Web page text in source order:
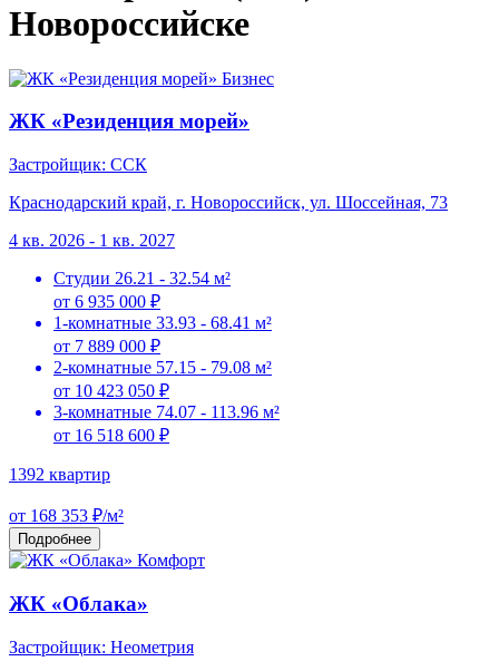
Новороссийске
Бизнес
ЖК «Резиденция морей»
Застройщик: ССК
Краснодарский край, г. Новороссийск, ул. Шоссейная, 73
4 кв. 2026 - 1 кв. 2027
Студии 26.21 - 32.54 м²
от 6 935 000 ₽
1-комнатные 33.93 - 68.41 м²
от 7 889 000 ₽
2-комнатные 57.15 - 79.08 м²
от 10 423 050 ₽
3-комнатные 74.07 - 113.96 м²
от 16 518 600 ₽
1392 квартир
от 168 353 ₽/м²
Подробнее
Комфорт
ЖК «Облака»
Застройщик: Неометрия